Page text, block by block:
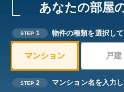
あなたの部屋
STEP 1 物件の種類を選択し
マンション 戸建
STEP 2 マンション名を入力